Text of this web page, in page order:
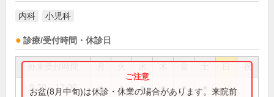
内科 小児科
診療/受付時間・休診日
祝
8:30～12:00 ● ● ● ● ●
お盆(8月中旬)は休診・休業の場合があります。来院前